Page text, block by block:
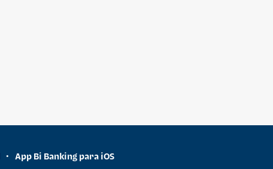
• App Bi Banking para iOS